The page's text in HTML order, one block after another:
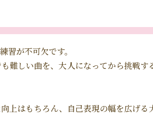
習が不可欠です。
難しい曲を、大人になってから挑戦す
上はもちろん、自己表現の幅を広げる